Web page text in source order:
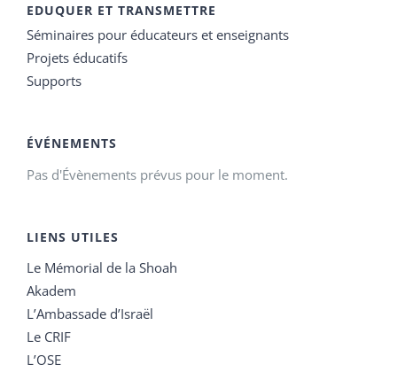
EDUQUER ET TRANSMETTRE
Séminaires pour éducateurs et enseignants
Projets éducatifs
Supports
ÉVÉNEMENTS
Pas d'Évènements prévus pour le moment.
LIENS UTILES
Le Mémorial de la Shoah
Akadem
L’Ambassade d’Israël
Le CRIF
L’OSE